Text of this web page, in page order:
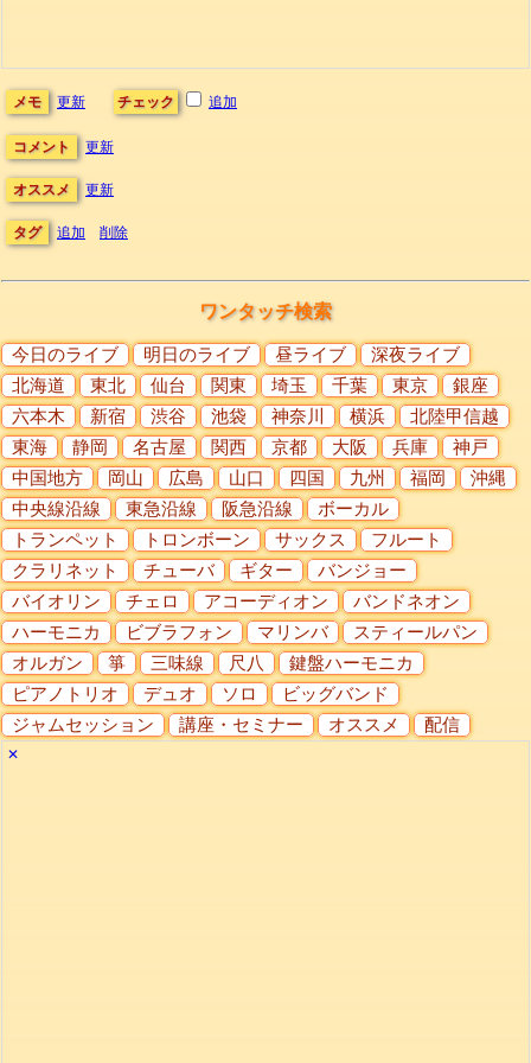
メモ 更新 チェック 追加
コメント 更新
オススメ 更新
タグ 追加 削除
ワンタッチ検索
今日のライブ 明日のライブ 昼ライブ
深夜ライブ
北海道
東北 仙台 関東 埼玉 千葉 東京
銀座
六本木
新宿 渋谷 池袋 神奈川 横浜
北陸甲信越
東海
静岡 名古屋 関西 京都 大阪 兵庫
神戸
中国地方
岡山 広島 山口 四国 九州 福岡
沖縄
中央線沿線
東急沿線 阪急沿線
ボーカル
トランペット
トロンボーン サックス
フルート
クラリネット
チューバ ギター
バンジョー
バイオリン
チェロ アコーディオン
バンドネオン
ハーモニカ
ビブラフォン マリンバ
スティールパン
オルガン
箏 三味線 尺八
鍵盤ハーモニカ
ピアノトリオ
デュオ ソロ
ビッグバンド
ジャムセッション
講座・セミナー オススメ 配信
✕